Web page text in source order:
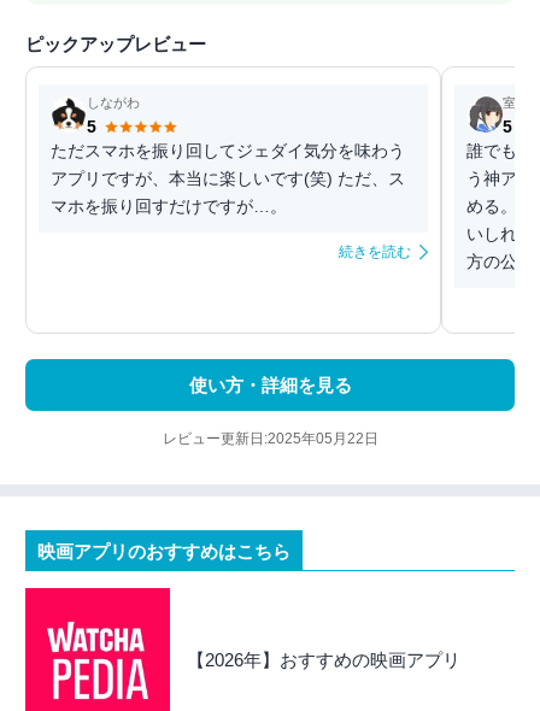
ピックアップレビュー
しながわ
5
ただスマホを振り回してジェダイ気分を味わう
アプリですが、本当に楽しいです(笑) ただ、ス
マホを振り回すだけですが…。
続きを読む
室長
5
誰でもお
う神ア
める。
いしれつ
方の公園
使い方・詳細を見る
レビュー更新日:2025年05月22日
映画アプリのおすすめはこちら
【2026年】おすすめの映画アプリ